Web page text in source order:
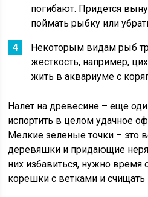
погибают. Придется
поймать рыбку или
Некоторым видам рыб
жесткость, например,
жить в аквариуме с
Налет на древесине – еще
испортить в целом удачное
Мелкие зеленые точки – это
деревяшки и придающие
них избавиться, нужно время
корешки с ветками и счищать